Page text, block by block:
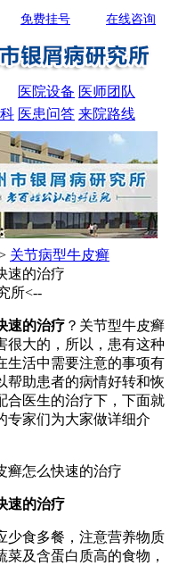
在线咨询
免费挂号
医院设备 医师团队
医患问答 来院路线
关节病型牛皮癣
速的治疗
所<--
速的治疗 ？关节型牛皮癣
很大的，所以，患有这种
生活中需要注意的事项有
帮助患者的病情好转和恢
合医生的治疗下，下面就
专家们为大家做详细介
速的治疗
少食多餐，注意营养物质
菜及含蛋白质高的食物，